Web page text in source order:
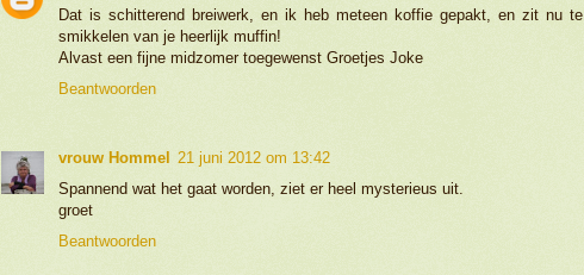
Dat is schitterend breiwerk, en ik heb meteen koffie gepakt, en zit nu te
smikkelen van je heerlijk muffin!
Alvast een fijne midzomer toegewenst Groetjes Joke
Beantwoorden
vrouw Hommel
21 juni 2012 om 13:42
Spannend wat het gaat worden, ziet er heel mysterieus uit.
groet
Beantwoorden